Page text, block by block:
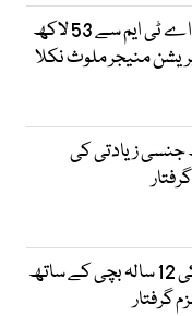
کراچی: نجی بینک کے اے ٹی ایم سے 53 لاکھ
منیجر ملوث نکلا
زیادتی کی
لاہور؛ قریبی رشتےدار کی 12 سالہ بچی کے ساتھ
گرفتار